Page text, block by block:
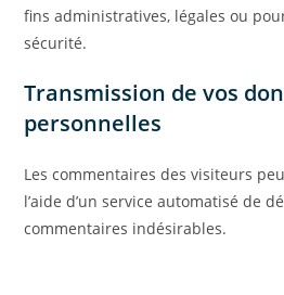
fins administratives, légales ou
sécurité.
Transmission de vos
personnelles
Les commentaires des visiteurs
l’aide d’un service automatisé de
commentaires indésirables.